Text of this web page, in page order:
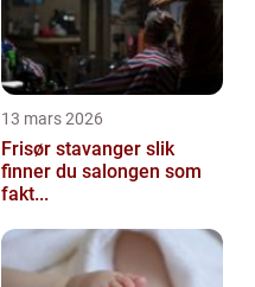
13 mars 2026
Frisør stavanger slik
finner du salongen som
fakt...